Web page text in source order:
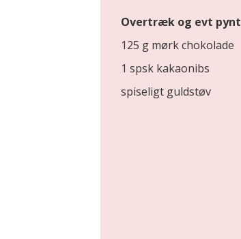
Overtræk og evt pynt
125 g mørk chokolade
1 spsk kakaonibs
spiseligt guldstøv